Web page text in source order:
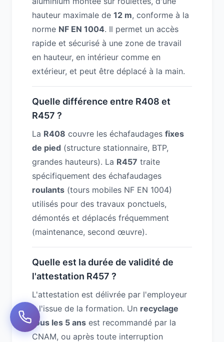
hauteur maximale de 12 m, conforme à la
norme NF EN 1004. Il permet un accès
rapide et sécurisé à une zone de travail
en hauteur, en intérieur comme en
extérieur, et peut être déplacé à la main.
Quelle différence entre R408 et
R457 ?
La R408 couvre les échafaudages fixes
de pied (structure stationnaire, BTP,
grandes hauteurs). La R457 traite
spécifiquement des échafaudages
roulants (tours mobiles NF EN 1004)
utilisés pour des travaux ponctuels,
démontés et déplacés fréquemment
(maintenance, second œuvre).
Quelle est la durée de validité de
l'attestation R457 ?
L'attestation est délivrée par l'employeur
à l'issue de la formation. Un recyclage
tous les 5 ans est recommandé par la
CNAM, ou après toute interruption